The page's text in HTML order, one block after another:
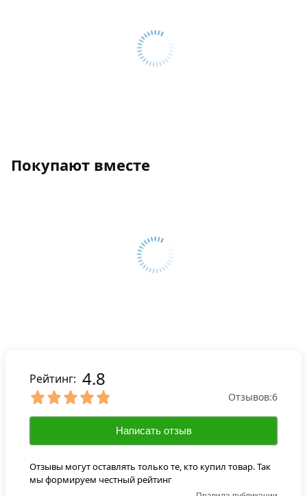
Покупают вместе
Рейтинг: 4.8
Отзывов:6
Написать отзыв
Отзывы могут оставлять только те, кто купил товар. Так
мы формируем честный рейтинг